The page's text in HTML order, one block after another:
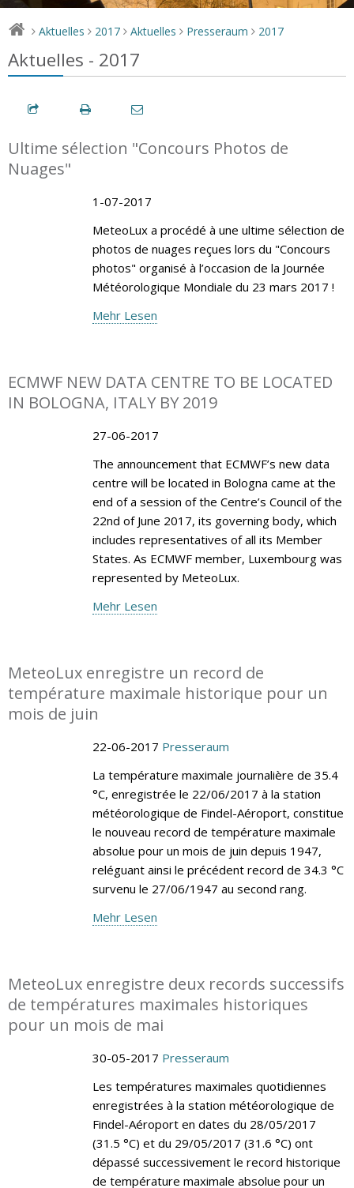
> Aktuelles > 2017 > Aktuelles > Presseraum > 2017
Aktuelles - 2017
Ultime sélection "Concours Photos de
Nuages"
1-07-2017
MeteoLux a procédé à une ultime sélection de
photos de nuages reçues lors du "Concours
photos" organisé à l’occasion de la Journée
Météorologique Mondiale du 23 mars 2017 !
Mehr Lesen
ECMWF NEW DATA CENTRE TO BE LOCATED
IN BOLOGNA, ITALY BY 2019
27-06-2017
The announcement that ECMWF’s new data
centre will be located in Bologna came at the
end of a session of the Centre’s Council of the
22nd of June 2017, its governing body, which
includes representatives of all its Member
States. As ECMWF member, Luxembourg was
represented by MeteoLux.
Mehr Lesen
MeteoLux enregistre un record de
température maximale historique pour un
mois de juin
22-06-2017 Presseraum
La température maximale journalière de 35.4
°C, enregistrée le 22/06/2017 à la station
météorologique de Findel-Aéroport, constitue
le nouveau record de température maximale
absolue pour un mois de juin depuis 1947,
reléguant ainsi le précédent record de 34.3 °C
survenu le 27/06/1947 au second rang.
Mehr Lesen
MeteoLux enregistre deux records successifs
de températures maximales historiques
pour un mois de mai
30-05-2017 Presseraum
Les températures maximales quotidiennes
enregistrées à la station météorologique de
Findel-Aéroport en dates du 28/05/2017
(31.5 °C) et du 29/05/2017 (31.6 °C) ont
dépassé successivement le record historique
de température maximale absolue pour un